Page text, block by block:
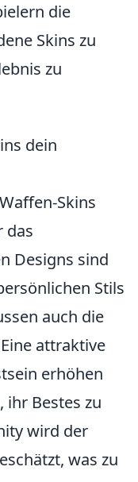
die
Skins zu
zu
dein
Skins
das
Designs sind
Stils
auch die
attraktive
erhöhen
ihr Bestes zu
wird der
was zu